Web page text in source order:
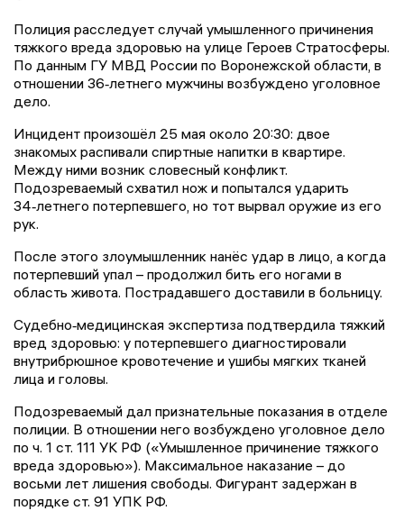
Полиция расследует случай умышленного причинения
тяжкого вреда здоровью на улице Героев Стратосферы.
По данным ГУ МВД России по Воронежской области, в
отношении 36‑летнего мужчины возбуждено уголовное
дело.
Инцидент произошёл 25 мая около 20:30: двое
знакомых распивали спиртные напитки в квартире.
Между ними возник словесный конфликт.
Подозреваемый схватил нож и попытался ударить
34‑летнего потерпевшего, но тот вырвал оружие из его
рук.
После этого злоумышленник нанёс удар в лицо, а когда
потерпевший упал – продолжил бить его ногами в
область живота. Пострадавшего доставили в больницу.
Судебно‑медицинская экспертиза подтвердила тяжкий
вред здоровью: у потерпевшего диагностировали
внутрибрюшное кровотечение и ушибы мягких тканей
лица и головы.
Подозреваемый дал признательные показания в отделе
полиции. В отношении него возбуждено уголовное дело
по ч. 1 ст. 111 УК РФ («Умышленное причинение тяжкого
вреда здоровью»). Максимальное наказание – до
восьми лет лишения свободы. Фигурант задержан в
порядке ст. 91 УПК РФ.